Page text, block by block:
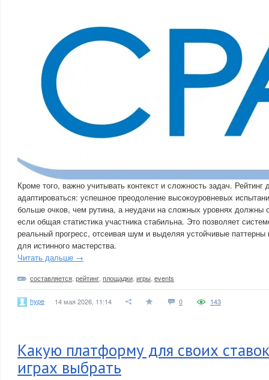
Кроме того, важно учитывать контекст и сложность задач.
адаптироваться: успешное преодоление высокоуровневых
больше очков, чем рутина, а неудачи на сложных уровнях должны
если общая статистика участника стабильна. Это позволяет
реальный прогресс, отсеивая шум и выделяя устойчивые паттерны
для истинного мастерства.
Читать дальше →
составляется рейтинг площадки игры events
hype 14 мая 2026, 11:14 0 143
Какую платформу для своих
играх выбрать